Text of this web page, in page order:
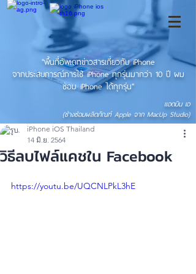
"พื้นที่อัพเดทข่าวสารเกี่ยวกับ iPhone
จากประสบการณ์การใช้ iPhone ทุกรุ่นมากว่า 10 ปี ผม
ซ่อม iPhone ได้ทุกรุ่น"
แอดมิน เอ
(ช่างซ่อมผลิตภัณฑ์ Apple จาก MacUp Studio)
วิธีลบไฟล์แคชใน Facebook
iPhone iOS Thailand
14 มิ.ย. 2564
https://youtu.be/UQCNLPkL3hE